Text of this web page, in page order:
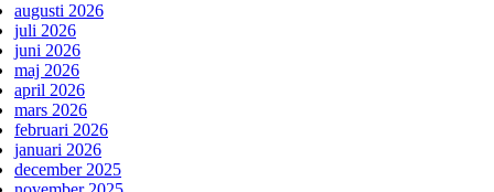
augusti 2026
juli 2026
juni 2026
maj 2026
april 2026
mars 2026
februari 2026
januari 2026
december 2025